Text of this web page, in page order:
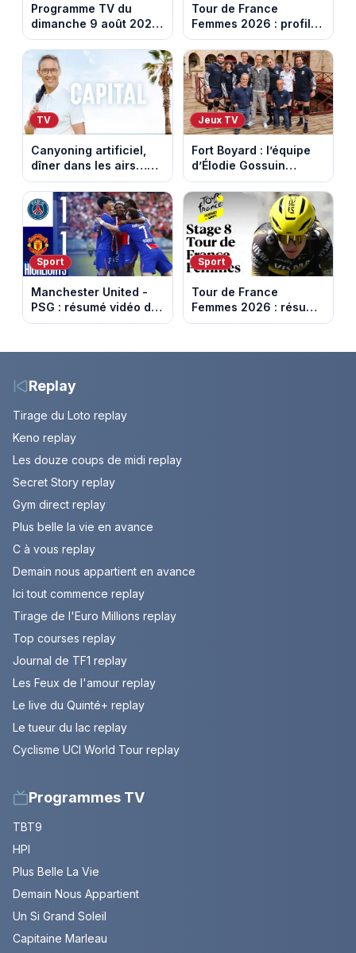
Programme TV du
dimanche 9 août 2026
: notre sélection pour
votre soirée télé
Tour de France
Femmes 2026 : profil
et horaires de la
dernière étape à Nice
TV
Canyoning artificiel,
dîner dans les airs…
les loisirs les plus fous
passés au crible dans
Capital
Jeux TV
Fort Boyard : l’équipe
d’Élodie Gossuin
termine avec une belle
somme pour l'Unicef et
le Refuge
Sport
Manchester United -
PSG : résumé vidéo du
match amical du 8 août
Sport
Tour de France
Femmes 2026 : résumé
vidéo de la 9e étape
Replay
Tirage du Loto replay
Keno replay
Les douze coups de midi replay
Secret Story replay
Gym direct replay
Plus belle la vie en avance
C à vous replay
Demain nous appartient en avance
Ici tout commence replay
Tirage de l'Euro Millions replay
Top courses replay
Journal de TF1 replay
Les Feux de l'amour replay
Le live du Quinté+ replay
Le tueur du lac replay
Cyclisme UCI World Tour replay
Programmes TV
TBT9
HPI
Plus Belle La Vie
Demain Nous Appartient
Un Si Grand Soleil
Capitaine Marleau